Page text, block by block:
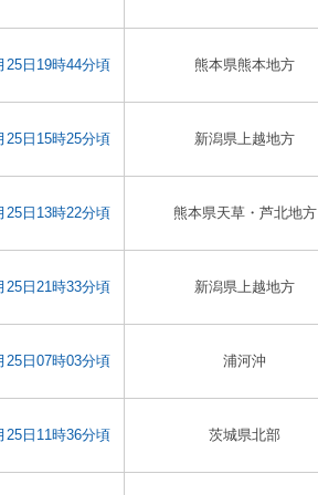
25日19時44分頃 熊本県熊本地方
25日15時25分頃 新潟県上越地方
25日13時22分頃 熊本県天草・芦北地方
25日21時33分頃 新潟県上越地方
25日07時03分頃 浦河沖
25日11時36分頃 茨城県北部